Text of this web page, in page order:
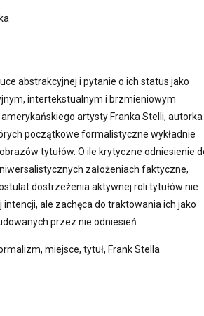
abstrakcyjnej i pytanie o ich status jako
intertekstualnym i brzmieniowym
artysty Franka Stelli, autorka
początkowe formalistyczne wykładnie
tytułów. O ile krytyczne odniesienie
założeniach faktyczne,
dostrzeżenia aktywnej roli tytułów nie
ale zachęca do traktowania ich jako
przez nie odniesień.
miejsce, tytuł, Frank Stella